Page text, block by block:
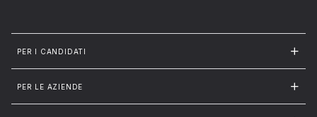
PER I CANDIDATI
PER LE AZIENDE